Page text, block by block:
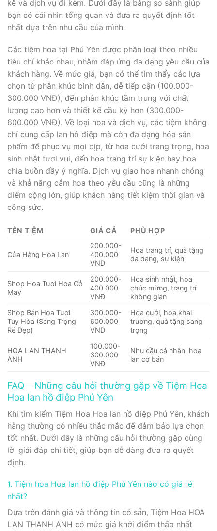
kế và dịch vụ đi kèm. Dưới đây là bảng so sánh giúp
bạn có cái nhìn tổng quan và đưa ra quyết định tốt
nhất dựa trên nhu cầu của mình.
Các tiệm hoa tại Phú Yên được phân loại theo nhiều
tiêu chí khác nhau, nhằm đáp ứng đa dạng yêu cầu của
khách hàng. Về mức giá, bạn có thể tìm thấy các lựa
chọn từ phân khúc bình dân, dễ tiếp cận (100.000-
300.000 VNĐ), đến phân khúc tầm trung với chất
lượng cao hơn và thiết kế cầu kỳ hơn (300.000-
600.000 VNĐ). Về loại hoa và dịch vụ, các tiệm không
chỉ cung cấp lan hồ điệp mà còn đa dạng hóa sản
phẩm để phục vụ mọi dịp, từ hoa cưới trang trọng, hoa
sinh nhật tươi vui, đến hoa trang trí sự kiện hay hoa
chia buồn đầy ý nghĩa. Dịch vụ giao hoa nhanh chóng
và khả năng cắm hoa theo yêu cầu cũng là những
điểm cộng lớn, giúp khách hàng tiết kiệm thời gian và
công sức.
TÊN TIỆM GIÁ CẢ PHÙ HỢP
Cửa Hàng Hoa Lan
200.000-
400.000
VNĐ
Hoa trang trí, quà tặng
đa dạng, sự kiện
Shop Hoa Tươi Hoa Cỏ
May
200.000-
400.000
VNĐ
Hoa sinh nhật, hoa
chúc mừng, trang trí
không gian
Shop Bán Hoa Tươi
Tuy Hòa (Sang Trọng
Rẻ Đẹp)
300.000-
600.000
VNĐ
Hoa cưới, hoa khai
trương, quà tặng sang
trọng
HOA LAN THANH
ANH
100.000-
300.000
VNĐ
Nhu cầu cá nhân, hoa
lan cơ bản
FAQ – Những câu hỏi thường gặp về Tiệm Hoa
Hoa lan hồ điệp Phú Yên
Khi tìm kiếm Tiệm Hoa Hoa lan hồ điệp Phú Yên, khách
hàng thường có nhiều thắc mắc để đảm bảo lựa chọn
tốt nhất. Dưới đây là những câu hỏi thường gặp cùng
lời giải đáp chi tiết, giúp bạn dễ dàng đưa ra quyết
định.
1. Tiệm hoa Hoa lan hồ điệp Phú Yên nào có giá rẻ
nhất?
Dựa trên đánh giá và thông tin có sẵn, Tiệm Hoa HOA
LAN THANH ANH có mức giá khởi điểm thấp nhất